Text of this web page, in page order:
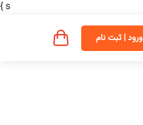
s
}
ورود | ثبت نام